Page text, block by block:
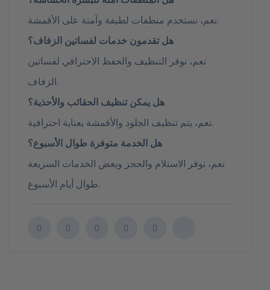
نعم، نستخدم منظفات لطيفة وآمنة على الأقمشة.
هل تقدمون خدمات لفساتين الزفاف؟
نعم، نوفر التنظيف والحفظ الاحترافي لفساتين
الزفاف.
هل يمكن تنظيف الحقائب والأحذية؟
نعم، يتم تنظيف الجلود والأقمشة بعناية احترافية.
هل الخدمة متوفرة طوال الأسبوع؟
نعم، نوفر الاستلام والحجز وبعض الخدمات السريعة
طوال أيام الأسبوع.